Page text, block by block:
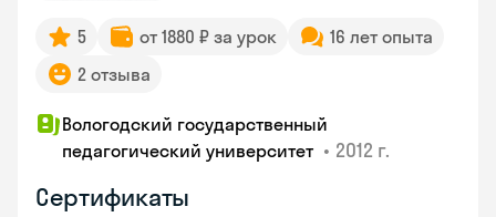
5 от 1880 ₽ за урок
16 лет опыта
2 отзыва
Вологодский государственный
педагогический университет • 2012 г.
Сертификаты